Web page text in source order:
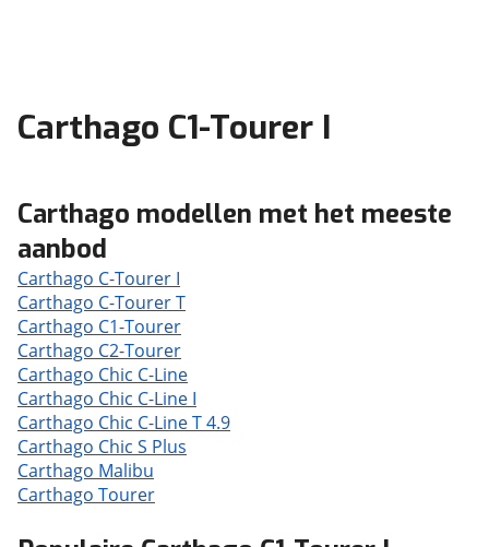
Carthago C1-Tourer I
Carthago modellen met het meeste
aanbod
Carthago C-Tourer I
Carthago C-Tourer T
Carthago C1-Tourer
Carthago C2-Tourer
Carthago Chic C-Line
Carthago Chic C-Line I
Carthago Chic C-Line T 4.9
Carthago Chic S Plus
Carthago Malibu
Carthago Tourer